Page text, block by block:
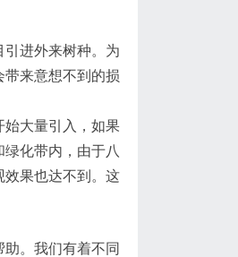
进外来树种。为
来意想不到的损
始大量引入，如果
化带内，由于八
效果也达不到。这
。我们有着不同